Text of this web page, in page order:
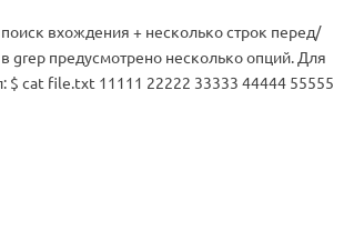
вхождения + несколько строк перед/
grep предусмотрено несколько опций. Для
$ cat file.txt 11111 22222 33333 44444 55555